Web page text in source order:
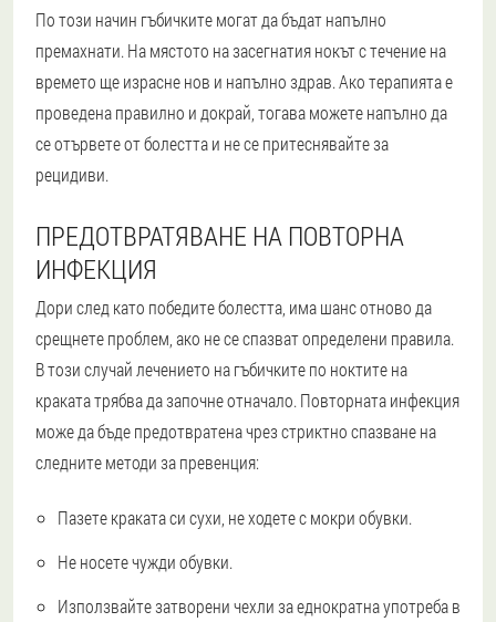
По този начин гъбичките могат да бъдат напълно
премахнати. На мястото на засегнатия нокът с течение на
времето ще израсне нов и напълно здрав. Ако терапията е
проведена правилно и докрай, тогава можете напълно да
се отървете от болестта и не се притеснявайте за
рецидиви.
ПРЕДОТВРАТЯВАНЕ НА ПОВТОРНА
ИНФЕКЦИЯ
Дори след като победите болестта, има шанс отново да
срещнете проблем, ако не се спазват определени правила.
В този случай лечението на гъбичките по ноктите на
краката трябва да започне отначало. Повторната инфекция
може да бъде предотвратена чрез стриктно спазване на
следните методи за превенция:
Пазете краката си сухи, не ходете с мокри обувки.
Не носете чужди обувки.
Използвайте затворени чехли за еднократна употреба в